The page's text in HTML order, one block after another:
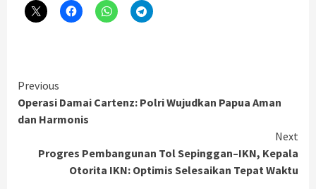
Continue
Reading
Previous
Operasi Damai Cartenz: Polri Wujudkan Papua Aman
dan Harmonis
Next
Progres Pembangunan Tol Sepinggan–IKN, Kepala
Otorita IKN: Optimis Selesaikan Tepat Waktu